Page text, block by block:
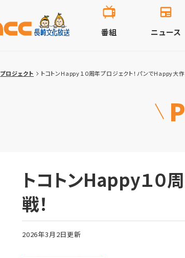
番組 ニュース
プロジェクト トコトンHappy１０周年プロジェクト！パンでHappy大作
トコトンHappy１０
戦！
2026年3月2日更新